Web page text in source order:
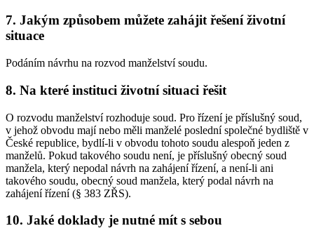
7. Jakým způsobem můžete zahájit řešení životní
situace
Podáním návrhu na rozvod manželství soudu.
8. Na které instituci životní situaci řešit
O rozvodu manželství rozhoduje soud. Pro řízení je příslušný soud,
v jehož obvodu mají nebo měli manželé poslední společné bydliště v
České republice, bydlí-li v obvodu tohoto soudu alespoň jeden z
manželů. Pokud takového soudu není, je příslušný obecný soud
manžela, který nepodal návrh na zahájení řízení, a není-li ani
takového soudu, obecný soud manžela, který podal návrh na
zahájení řízení (§ 383 ZŘS).
10. Jaké doklady je nutné mít s sebou